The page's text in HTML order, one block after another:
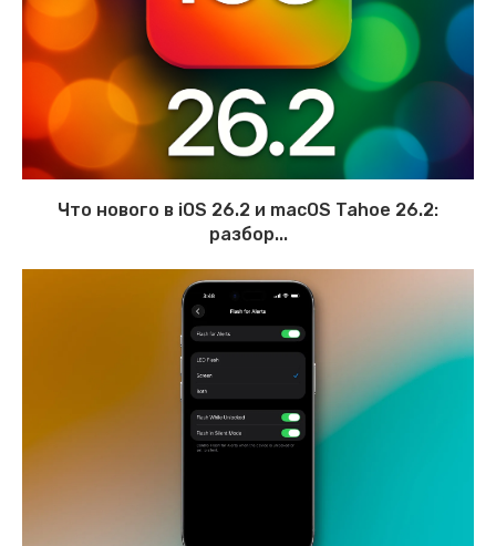
Что нового в iOS 26.2 и macOS Tahoe 26.2:
разбор...